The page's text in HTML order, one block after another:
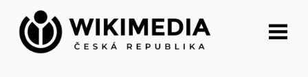
Přeskočit
obsah